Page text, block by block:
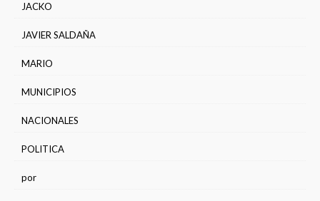
JACKO
JAVIER SALDAÑA
MARIO
MUNICIPIOS
NACIONALES
POLITICA
por